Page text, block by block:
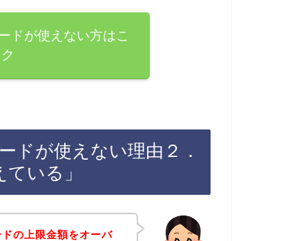
ドが使えない方はこ
ドが使えない理由２．
いる」
の上限金額をオーバ